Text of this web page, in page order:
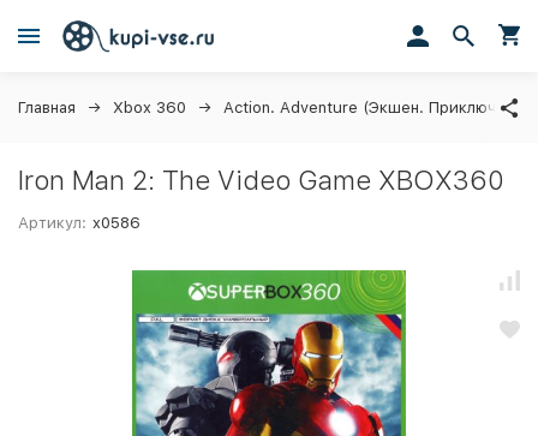
Главная Xbox 360 Action. Adventure (Экшен. Приключения)
Iron Man 2: The Video Game XBOX360
Артикул: x0586